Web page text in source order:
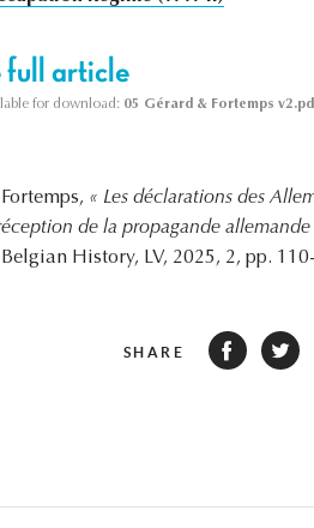
full article
for download: 05 Gérard & Fortemps
« Les déclarations des
de la propagande
History, LV, 2025, 2, pp.
SHARE